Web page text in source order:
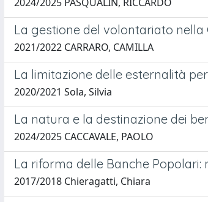
La gestione del volontariato
2021/2022 CARRARO, CAMILLA
La limitazione delle esternalità
2020/2021 Sola, Silvia
La natura e la destinazione dei
2024/2025 CACCAVALE, PAOLO
La riforma delle Banche
2017/2018 Chieragatti, Chiara